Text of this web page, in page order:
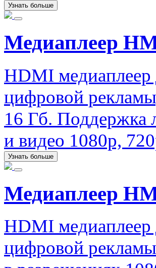
Узнать больше
Медиаплеер
HDMI медиаплеер
цифровой
16 Гб. Поддержка
и видео 1080p,
Узнать больше
Медиаплеер
HDMI медиаплеер
цифровой